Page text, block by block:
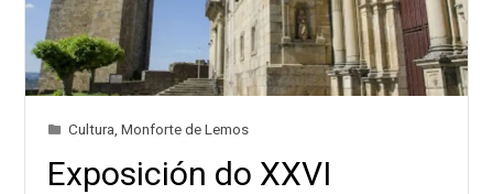
Cultura ,Monforte de Lemos
Exposición do XXVI